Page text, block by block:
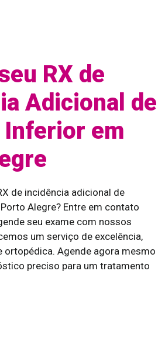
RX de
Adicional de
em
de incidência adicional de
Alegre? Entre em contato
seu exame com nossos
um serviço de excelência,
ortopédica. Agende agora mesmo
preciso para um tratamento